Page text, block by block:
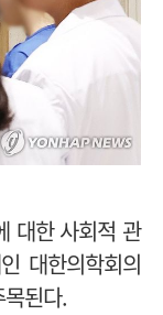
대한 사회적 관
대한의학회의
된다.